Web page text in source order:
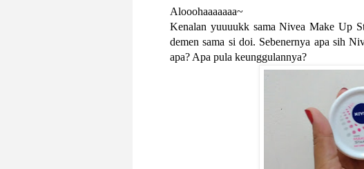
Alooohaaaaaaa~
Kenalan yuuuukk sama Nivea Make Up
demen sama si doi. Sebenernya apa sih
apa? Apa pula keunggulannya?